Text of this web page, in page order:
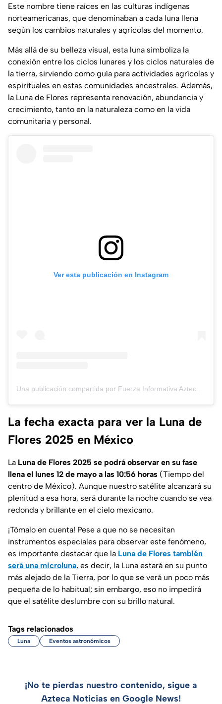
Este nombre tiene raíces en las culturas indígenas
norteamericanas, que denominaban a cada luna llena
según los cambios naturales y agrícolas del momento.
Más allá de su belleza visual, esta luna simboliza la
conexión entre los ciclos lunares y los ciclos naturales de
la tierra, sirviendo como guía para actividades agrícolas y
espirituales en estas comunidades ancestrales. Además,
la Luna de Flores representa renovación, abundancia y
crecimiento, tanto en la naturaleza como en la vida
comunitaria y personal.
Ver esta publicación en Instagram
Una publicación compartida por Fuerza Informativa Azteca (@aztecanoticias)
La fecha exacta para ver la Luna de
Flores 2025 en México
La Luna de Flores 2025 se podrá observar en su fase
llena el lunes 12 de mayo a las 10:56 horas (Tiempo del
centro de México). Aunque nuestro satélite alcanzará su
plenitud a esa hora, será durante la noche cuando se vea
redonda y brillante en el cielo mexicano.
¡Tómalo en cuenta! Pese a que no se necesitan
instrumentos especiales para observar este fenómeno,
es importante destacar que la Luna de Flores también
será una microluna, es decir, la Luna estará en su punto
más alejado de la Tierra, por lo que se verá un poco más
pequeña de lo habitual; sin embargo, eso no impedirá
que el satélite deslumbre con su brillo natural.
Tags relacionados
Luna Eventos astronómicos
¡No te pierdas nuestro contenido, sigue a
Azteca Noticias en Google News!